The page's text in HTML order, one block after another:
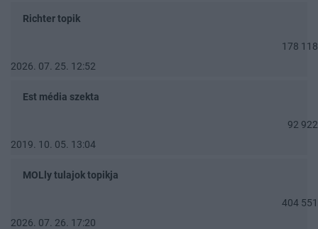
Richter topik
178 118
2026. 07. 25. 12:52
Est média szekta
92 922
2019. 10. 05. 13:04
MOLly tulajok topikja
404 551
2026. 07. 26. 17:20